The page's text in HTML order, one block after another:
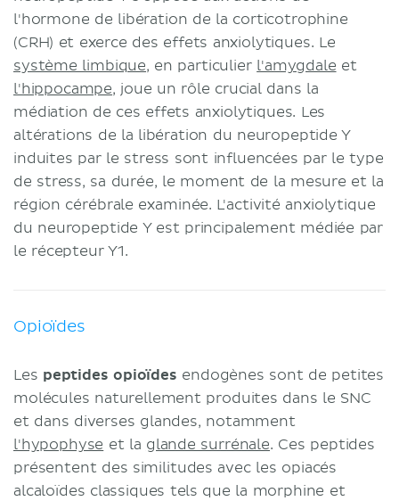
l'hormone de libération de la corticotrophine
(CRH) et exerce des effets anxiolytiques. Le
système limbique, en particulier l'amygdale et
l'hippocampe, joue un rôle crucial dans la
médiation de ces effets anxiolytiques. Les
altérations de la libération du neuropeptide Y
induites par le stress sont influencées par le type
de stress, sa durée, le moment de la mesure et la
région cérébrale examinée. L'activité anxiolytique
du neuropeptide Y est principalement médiée par
le récepteur Y1.
Opioïdes
Les peptides opioïdes endogènes sont de petites
molécules naturellement produites dans le SNC
et dans diverses glandes, notamment
l'hypophyse et la glande surrénale. Ces peptides
présentent des similitudes avec les opiacés
alcaloïdes classiques tels que la morphine et